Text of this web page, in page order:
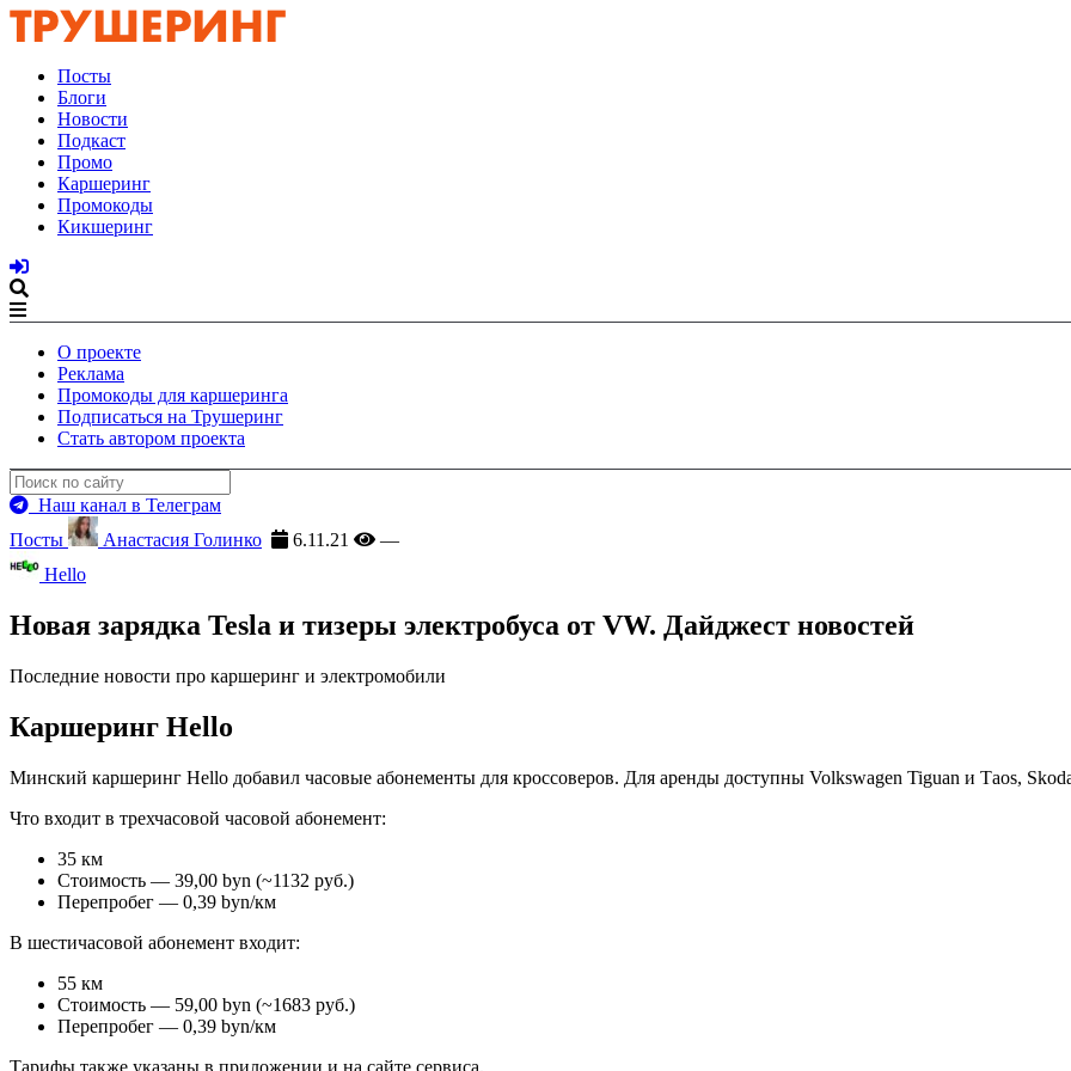
Посты
Блоги
Новости
Подкаст
Промо
Каршеринг
Промокоды
Кикшеринг
О проекте
Реклама
Промокоды для каршеринга
Подписаться на Трушеринг
Стать автором проекта
Наш канал в Телеграм
Посты
Анастасия Голинко 6.11.21
—
Hello
Новая зарядка Tesla и тизеры электробуса от VW. Дайджест новостей
Последние новости про каршеринг и электромобили
Каршеринг Hello
Минский каршеринг Hello добавил часовые абонементы для кроссоверов. Для аренды доступны Volkswagen Tiguan и Тaos,
Что входит в трехчасовой часовой абонемент:
35 км
Стоимость — 39,00 byn (~1132 руб.)
Перепробег — 0,39 byn/км
В шестичасовой абонемент входит:
55 км
Стоимость — 59,00 byn (~1683 руб.)
Перепробег — 0,39 byn/км
Тарифы также указаны в приложении и на сайте сервиса.